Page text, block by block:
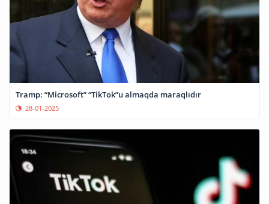
Tramp: “Microsoft” “TikTok”u almaqda maraqlıdır
28-01-2025